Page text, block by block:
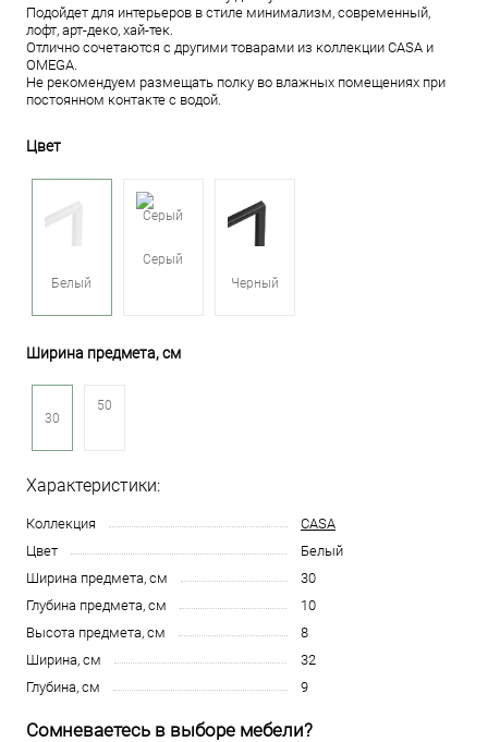
Подойдет для интерьеров в стиле минимализм, современный,
лофт, арт-деко, хай-тек.
Отлично сочетаются с другими товарами из коллекции CASA и
OMEGA.
Не рекомендуем размещать полку во влажных помещениях при
постоянном контакте с водой.
Цвет
Белый
Серый
Черный
Ширина предмета, см
30
50
Характеристики:
Коллекция
CASA
Цвет
Белый
Ширина предмета, см
30
Глубина предмета, см
10
Высота предмета, см
8
Ширина, см
32
Глубина, см
9
Сомневаетесь в выборе мебели?